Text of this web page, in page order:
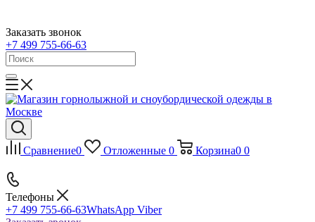
Заказать звонок
+7 499 755-66-63
Сравнение0 Отложенные 0 Корзина0 0
Телефоны
+7 499 755-66-63WhatsApp Viber